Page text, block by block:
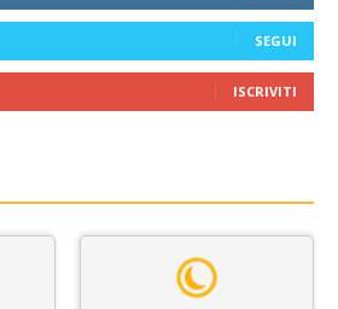
SEGUI
ISCRIVITI